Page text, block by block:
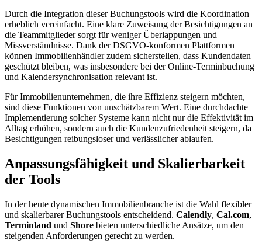
Durch die Integration dieser Buchungstools wird die Koordination
erheblich vereinfacht. Eine klare Zuweisung der Besichtigungen an
die Teammitglieder sorgt für weniger Überlappungen und
Missverständnisse. Dank der DSGVO-konformen Plattformen
können Immobilienhändler zudem sicherstellen, dass Kundendaten
geschützt bleiben, was insbesondere bei der Online-Terminbuchung
und Kalendersynchronisation relevant ist.
Für Immobilienunternehmen, die ihre Effizienz steigern möchten,
sind diese Funktionen von unschätzbarem Wert. Eine durchdachte
Implementierung solcher Systeme kann nicht nur die Effektivität im
Alltag erhöhen, sondern auch die Kundenzufriedenheit steigern, da
Besichtigungen reibungsloser und verlässlicher ablaufen.
Anpassungsfähigkeit und Skalierbarkeit
der Tools
In der heute dynamischen Immobilienbranche ist die Wahl flexibler
und skalierbarer Buchungstools entscheidend. Calendly, Cal.com,
Terminland und Shore bieten unterschiedliche Ansätze, um den
steigenden Anforderungen gerecht zu werden.